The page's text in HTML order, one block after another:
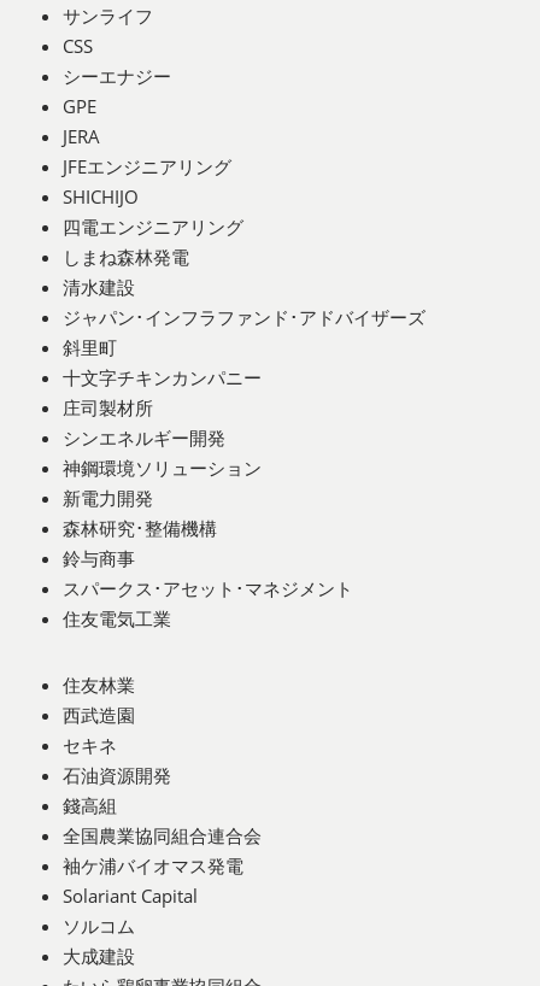
サンライフ
CSS
シーエナジー
GPE
JERA
JFEエンジニアリング
SHICHIJO
四電エンジニアリング
しまね森林発電
清水建設
ジャパン･インフラファンド･アドバイザーズ
斜里町
十文字チキンカンパニー
庄司製材所
シンエネルギー開発
神鋼環境ソリューション
新電力開発
森林研究･整備機構
鈴与商事
スパークス･アセット･マネジメント
住友電気工業
住友林業
西武造園
セキネ
石油資源開発
錢高組
全国農業協同組合連合会
袖ケ浦バイオマス発電
Solariant Capital
ソルコム
大成建設